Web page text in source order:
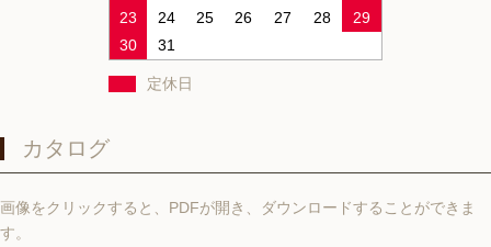
23
24 25 26 27 28
29
30
31
定休日
カタログ
画像をクリックすると、PDFが開き、ダウンロードすることができま
す。